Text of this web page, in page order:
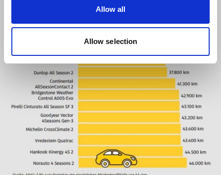
may combine it with other information that you’ve
provided to them or that they’ve collected from your use
Allow all
Allow selection